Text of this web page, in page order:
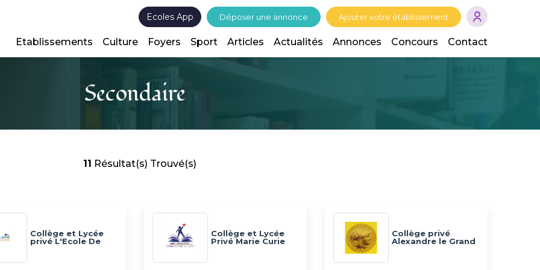
Ecoles App Déposer une annonce Ajouter votre établissement
Etablissements Culture Foyers Sport Articles Actualités Annonces Concours Contact
Secondaire
11 Résultat(s) Trouvé(s)
Collège et Lycée
privé L'Ecole De
Demain
Collège et Lycée
Privé Marie Curie
Collège privé
Alexandre le Grand